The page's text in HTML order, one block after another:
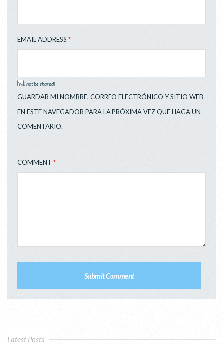
EMAIL ADDRESS *
(will not be shared)
GUARDAR MI NOMBRE, CORREO ELECTRÓNICO Y SITIO WEB
EN ESTE NAVEGADOR PARA LA PRÓXIMA VEZ QUE HAGA UN
COMENTARIO.
COMMENT *
Latest Posts